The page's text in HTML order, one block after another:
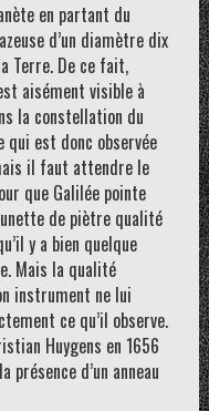
en partant du
d’un diamètre dix
Terre. De ce fait,
aisément visible à
la constellation du
qui est donc observée
il faut attendre le
que Galilée pointe
de piètre qualité
y a bien quelque
Mais la qualité
instrument ne lui
ce qu’il observe.
Huygens en 1656
d’un anneau